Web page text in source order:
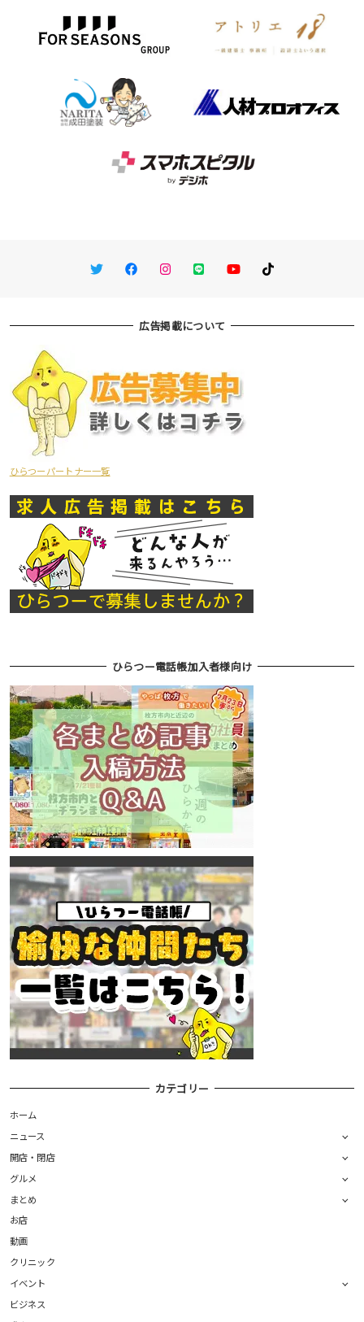
TwitterFacebookInstagram
LINE You TubeTikTok
広告掲載について
ひらつーパートナー一覧
ひらつー電話帳加入者様向け
カテゴリー
ホーム
ニュース
開店・閉店
グルメ
まとめ
お店
動画
クリニック
イベント
ビジネス